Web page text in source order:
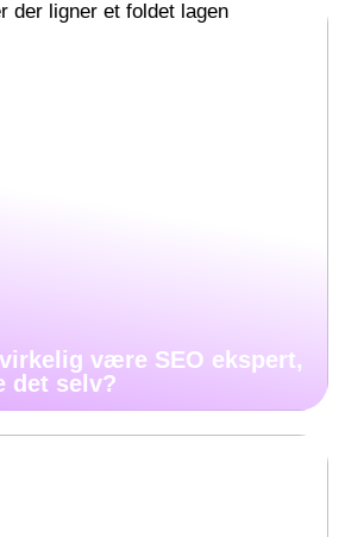
være SEO ekspert,
det selv?